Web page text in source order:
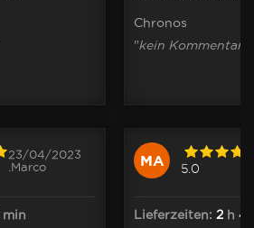
23/04/2023
.Marco
min
Chronos
"kein Kommentar
MA 5.0
Lieferzeiten: 2 h